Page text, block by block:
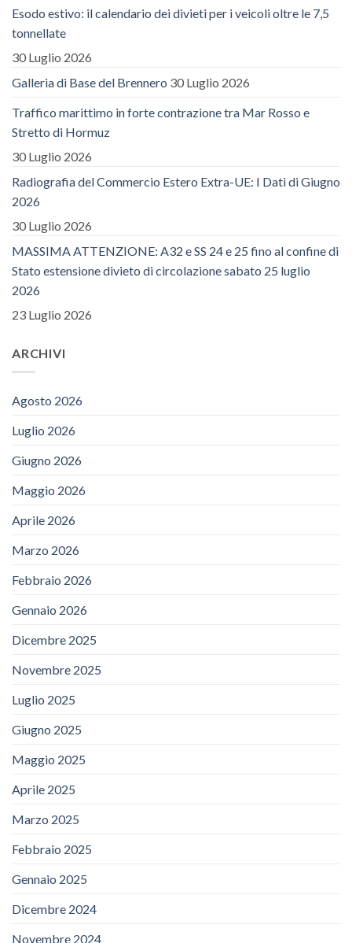
Esodo estivo: il calendario dei divieti per i veicoli oltre le 7,5
tonnellate
30 Luglio 2026
Galleria di Base del Brennero 30 Luglio 2026
Traffico marittimo in forte contrazione tra Mar Rosso e
Stretto di Hormuz
30 Luglio 2026
Radiografia del Commercio Estero Extra-UE: I Dati di Giugno
2026
30 Luglio 2026
MASSIMA ATTENZIONE: A32 e SS 24 e 25 fino al confine di
Stato estensione divieto di circolazione sabato 25 luglio
2026
23 Luglio 2026
ARCHIVI
Agosto 2026
Luglio 2026
Giugno 2026
Maggio 2026
Aprile 2026
Marzo 2026
Febbraio 2026
Gennaio 2026
Dicembre 2025
Novembre 2025
Luglio 2025
Giugno 2025
Maggio 2025
Aprile 2025
Marzo 2025
Febbraio 2025
Gennaio 2025
Dicembre 2024
Novembre 2024